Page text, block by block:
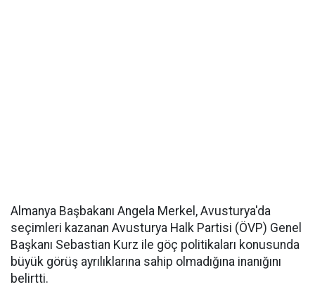
Almanya Başbakanı Angela Merkel, Avusturya'da
seçimleri kazanan Avusturya Halk Partisi (ÖVP) Genel
Başkanı Sebastian Kurz ile göç politikaları konusunda
büyük görüş ayrılıklarına sahip olmadığına inanığını
belirtti.